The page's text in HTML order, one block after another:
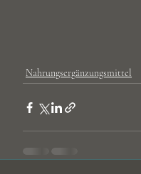
Nahrungsergänzungsmittel